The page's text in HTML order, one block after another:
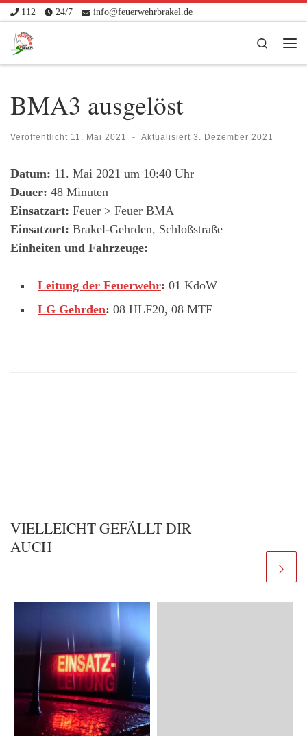
Zum Inhalt springen
112 24/7 info@feuerwehrbrakel.de
Search
BMA3 ausgelöst
Veröffentlicht 11. Mai 2021 - Aktualisiert 3. Dezember 2021
Datum: 11. Mai 2021 um 10:40 Uhr
Dauer: 48 Minuten
Einsatzart: Feuer > Feuer BMA
Einsatzort: Brakel-Gehrden, Schloßstraße
Einheiten und Fahrzeuge:
Leitung der Feuerwehr: 01 KdoW
LG Gehrden: 08 HLF20, 08 MTF
VIELLEICHT GEFÄLLT DIR
AUCH